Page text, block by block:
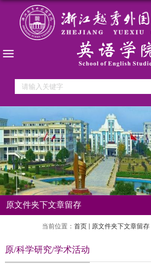
原文件夹下文章留存
当前位置： 首页 原文件夹下文章留存
原/科学研究/学术活动